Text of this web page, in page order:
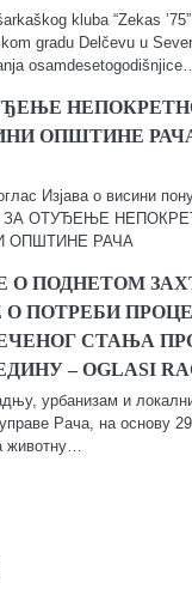
kluba “Zekas
gradu Delčevu u
osamdesetogodišnjice…
ОПШТИНЕ РАЧА
Изјава о висини
ЗА ОТУЂЕЊЕ
ОПШТИНЕ РАЧА
ПОДНЕТОМ
ПОТРЕБИ
СТАЊА
– OGLASI
урбанизам и
Рача, на основу
животну…